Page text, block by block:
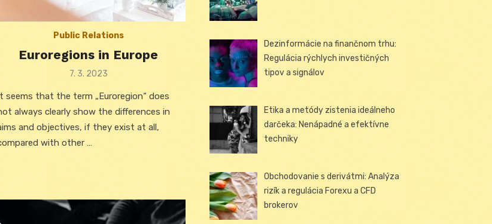
Public Relations
Euroregions in Europe
Posted
7. 3. 2023
seems that the term „Euroregion“ does
always clearly show the differences in
and objectives, if they exist at all,
with other …
Dezinformácie na finančnom trhu:
Regulácia rýchlych investičných
tipov a signálov
Etika a metódy zistenia ideálneho
darčeka: Nenápadné a efektívne
techniky
Obchodovanie s derivátmi: Analýza
rizík a regulácia Forexu a CFD
brokerov